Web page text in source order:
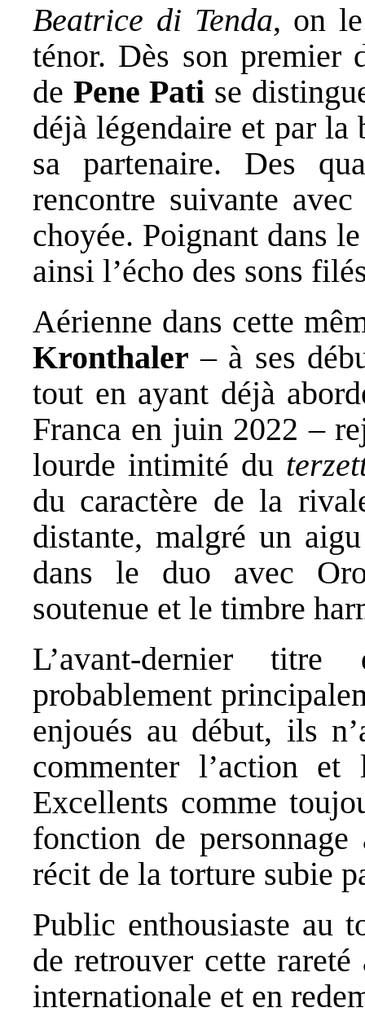
Beatrice di Tenda, on
ténor. Dès son premier
de Pene Pati se
déjà légendaire et par la
sa partenaire. Des
rencontre suivante
choyée. Poignant dans
ainsi l’écho des sons
Aérienne dans cette
Kronthaler – à ses
tout en ayant déjà
Franca en juin 2022 –
lourde intimité du
du caractère de la
distante, malgré un
dans le duo avec
soutenue et le timbre
L’avant-dernier
probablement
enjoués au début, ils
commenter l’action et
Excellents comme
fonction de
récit de la torture subie
Public enthousiaste au
de retrouver cette rareté
internationale et en